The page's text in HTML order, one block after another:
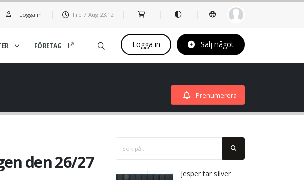
Logga in Fre 7 Aug 23:12
FÖRETAG Logga in Sälj något
Prenumerera
Jesper tar silver
den 26/27